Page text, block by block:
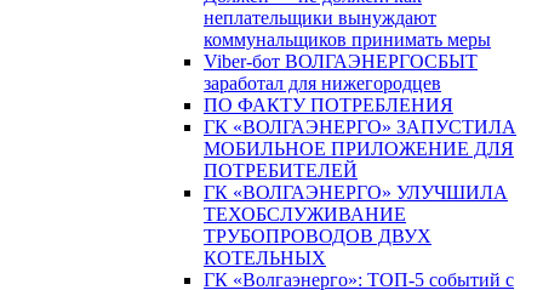
неплательщики вынуждают
коммунальщиков принимать меры
Viber-бот ВОЛГАЭНЕРГОСБЫТ
заработал для нижегородцев
ПО ФАКТУ ПОТРЕБЛЕНИЯ
ГК «ВОЛГАЭНЕРГО» ЗАПУСТИЛА
МОБИЛЬНОЕ ПРИЛОЖЕНИЕ ДЛЯ
ПОТРЕБИТЕЛЕЙ
ГК «ВОЛГАЭНЕРГО» УЛУЧШИЛА
ТЕХОБСЛУЖИВАНИЕ
ТРУБОПРОВОДОВ ДВУХ
КОТЕЛЬНЫХ
ГК «Волгаэнерго»: ТОП-5 событий с